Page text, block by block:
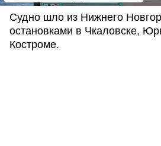
Судно шло из Нижнего
остановками в Чкаловске,
Костроме.